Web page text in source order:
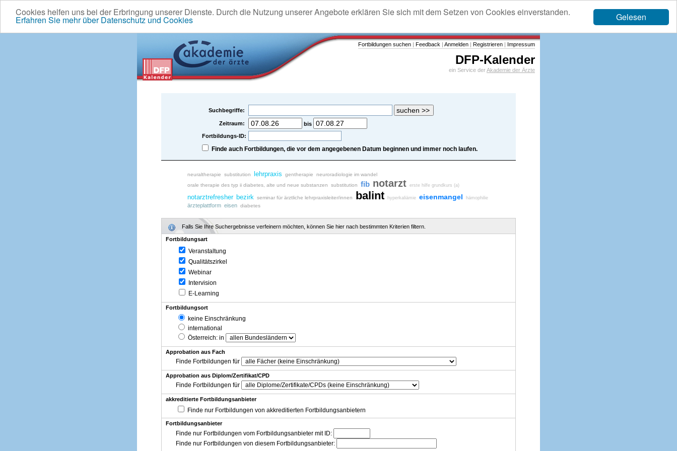
Gelesen
Cookies helfen uns bei der Erbringung unserer Dienste. Durch die Nutzung unserer Angebote erklären Sie sich mit dem Setzen von Cookies einverstanden.
Erfahren Sie mehr über Datenschutz und Cookies
Fortbildungen suchen | Feedback | Anmelden | Registrieren | Impressum
DFP-Kalender
ein Service derAkademie der Ärzte
Suchbegriffe:
Zeitraum:
bis
Fortbildungs-ID:
Finde auch Fortbildungen, die vor dem angegebenen Datum beginnen und immer noch laufen.
neuraltherapie substitution lehrpraxis gentherapie
neuroradiologie im wandel
orale therapie des typ ii diabetes, alte und neue substanzen
substitution fib notarzt erste hilfe grundkurs (a)
notarztrefresher bezirk seminar für ärztliche lehrpraxisleiter/innen balint hyperkaliämie eisenmangel hämophilie
ärzteplattform eisen diabetes
Falls Sie Ihre Suchergebnisse verfeinern möchten, können Sie hier nach bestimmten Kriterien filtern.
Fortbildungsart
Veranstaltung
Qualitätszirkel
Webinar
Intervision
E-Learning
Fortbildungsort
keine Einschränkung
international
Österreich: in
Approbation aus Fach
Finde Fortbildungen für
Approbation aus Diplom/Zertifikat/CPD
Finde Fortbildungen für
akkreditierte Fortbildungsanbieter
Finde nur Fortbildungen von akkreditierten Fortbildungsanbietern
Fortbildungsanbieter
Finde nur Fortbildungen vom Fortbildungsanbieter mit ID:
Finde nur Fortbildungen von diesem Fortbildungsanbieter: